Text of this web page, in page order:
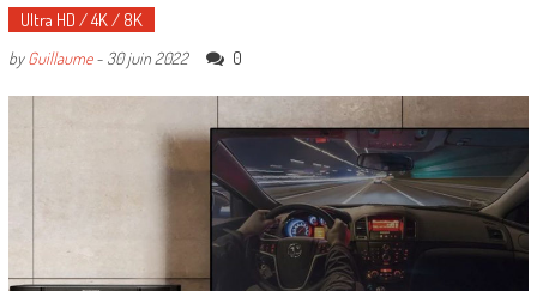
Ultra HD / 4K / 8K
byGuillaume- 30 juin 2022 0